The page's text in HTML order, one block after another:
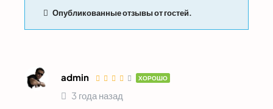
Опубликованные отзывы от гостей.
admin ХОРОШО
3 года назад